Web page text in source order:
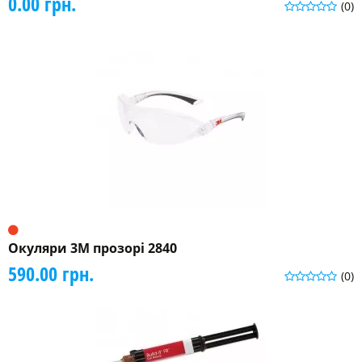
(0)
Окуляри 3М прозорі 2840
(0)
590.00 грн.